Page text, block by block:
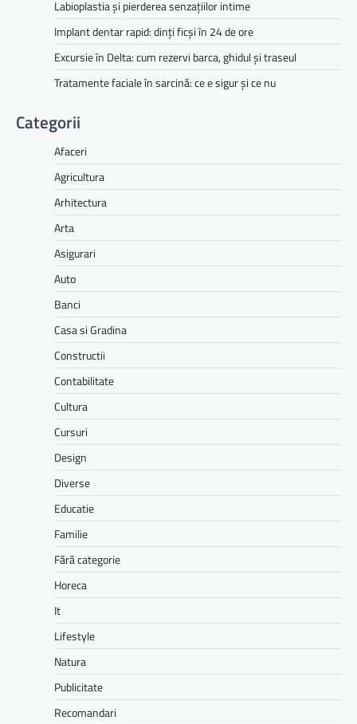
Labioplastia și pierderea senzațiilor intime
Implant dentar rapid: dinți ficși în 24 de ore
Excursie în Delta: cum rezervi barca, ghidul și traseul
Tratamente faciale în sarcină: ce e sigur și ce nu
Categorii
Afaceri
Agricultura
Arhitectura
Arta
Asigurari
Auto
Banci
Casa si Gradina
Constructii
Contabilitate
Cultura
Cursuri
Design
Diverse
Educatie
Familie
Fără categorie
Horeca
It
Lifestyle
Natura
Publicitate
Recomandari